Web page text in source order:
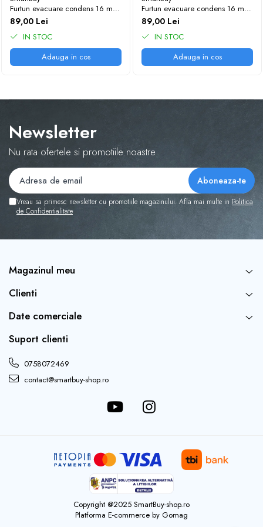
Trape Acces
Valve
Furtun evacuare condens 16 mm
- alb
89,00 Lei
IN STOC
Adauga in cos
Furtun evacuare condens 16 mm
- transparent
89,00 Lei
IN STOC
Adauga in cos
Newsletter
Nu rata ofertele si promotiile noastre
Vreau sa primesc newsletter cu promotiile magazinului. Afla mai multe in Politica
de Confidentialitate
Magazinul meu
Clienti
Date comerciale
Suport clienti
0758072469
contact@smartbuy-shop.ro
Copyright @2025 SmartBuy-shop.ro
Platforma E-commerce by Gomag